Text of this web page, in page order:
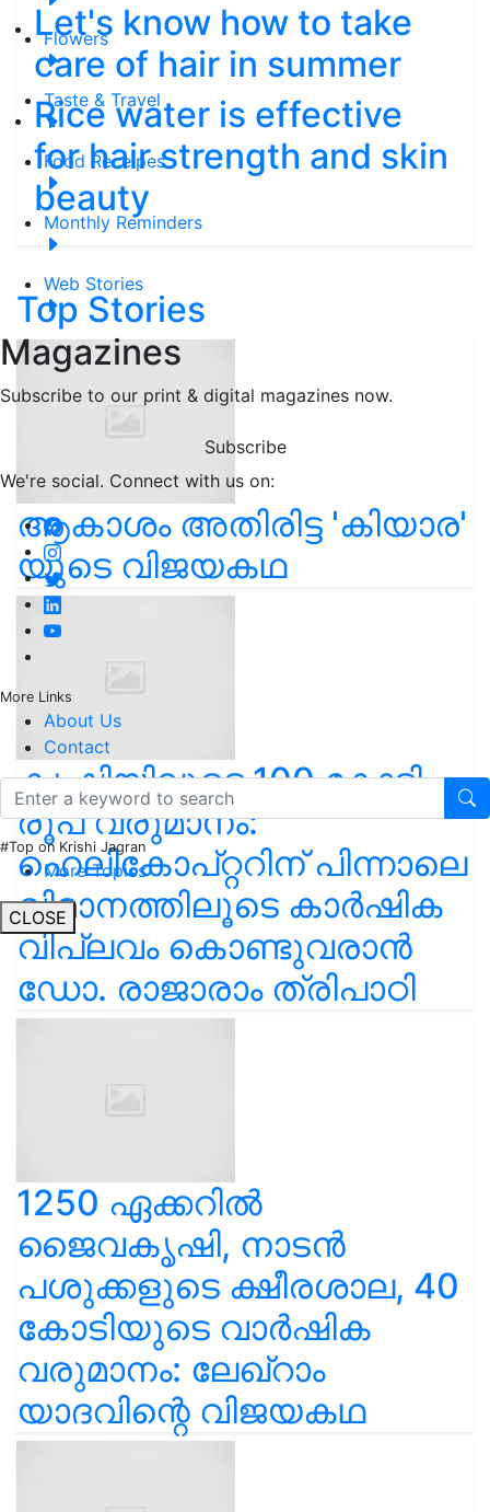
Flowers
Taste & Travel
Food Receipes
Monthly Reminders
Web Stories
Magazines
Subscribe to our print & digital magazines now.
Subscribe
We're social. Connect with us on:
More Links
About Us
Contact
#Top on Krishi Jagran
More Topics
CLOSE
Let's know how to take
care of hair in summer
Rice water is effective
for hair strength and skin
beauty
Top Stories
ആകാശം അതിരിട്ട 'കിയാര'
യുടെ വിജയകഥ
കൃഷിയിലൂടെ 100 കോടി
രൂപ വരുമാനം:
ഹെലികോപ്റ്ററിന് പിന്നാലെ
വിമാനത്തിലൂടെ കാർഷിക
വിപ്ലവം കൊണ്ടുവരാൻ
ഡോ. രാജാരാം ത്രിപാഠി
1250 ഏക്കറിൽ
ജൈവകൃഷി, നാടൻ
പശുക്കളുടെ ക്ഷീരശാല, 40
കോടിയുടെ വാർഷിക
വരുമാനം: ലേഖ്‌റാം
യാദവിന്റെ വിജയകഥ